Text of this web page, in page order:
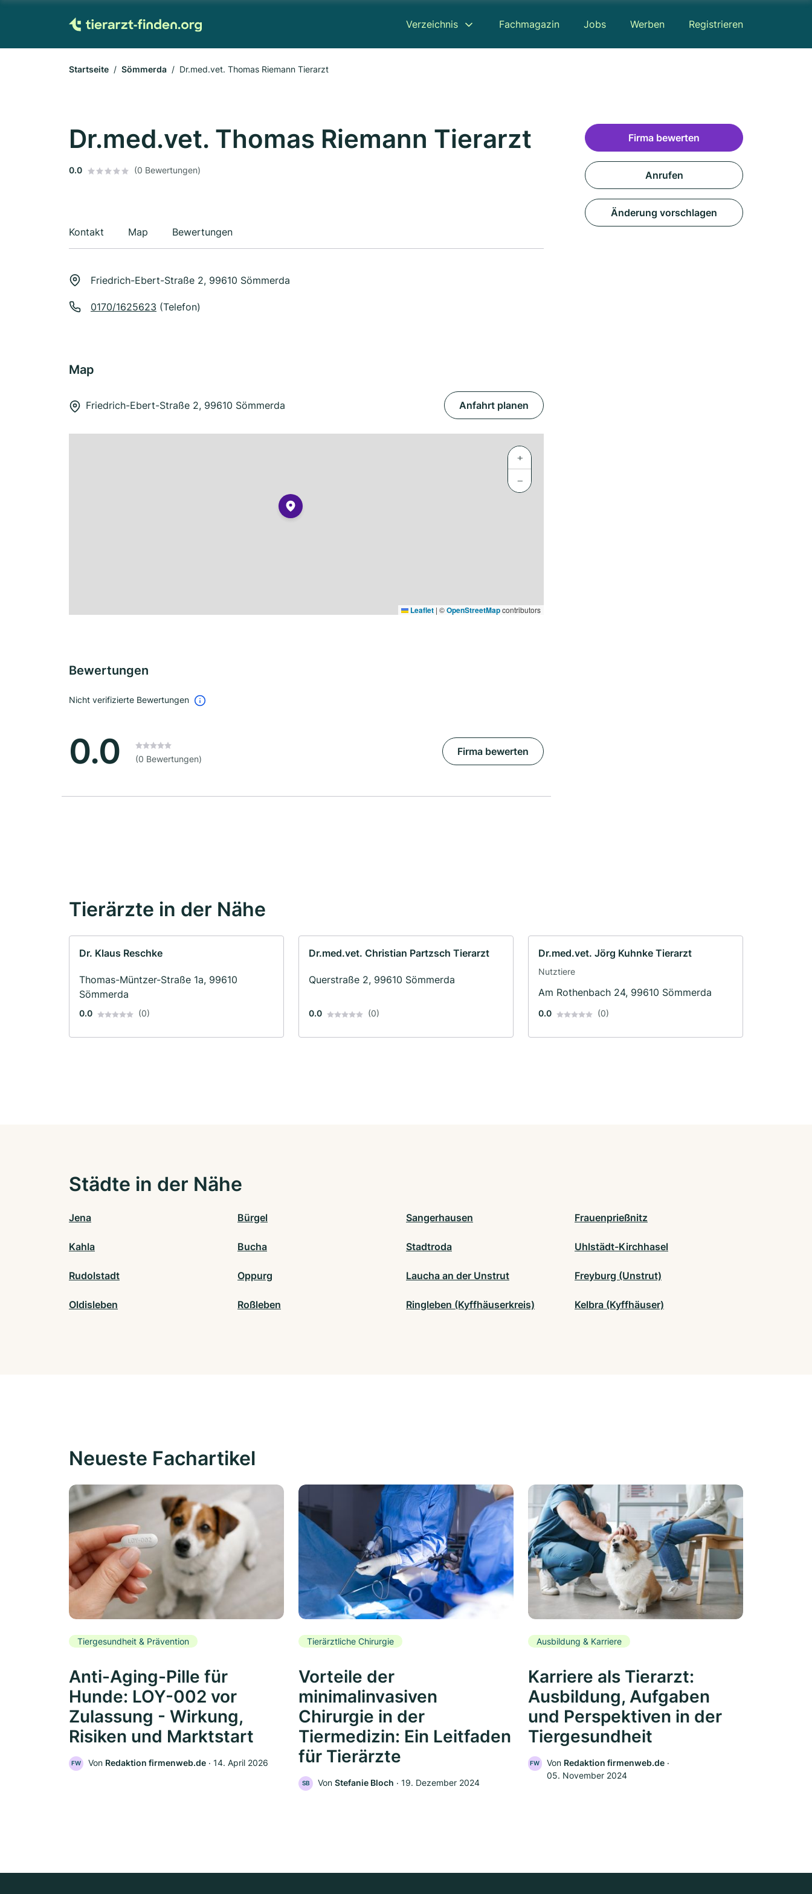
Verzeichnis Fachmagazin Jobs Werben Registrieren
Startseite Sömmerda Dr.med.vet. Thomas Riemann Tierarzt
Dr.med.vet. Thomas Riemann Tierarzt
0.0 (0 Bewertungen)
Kontakt Map Bewertungen
Friedrich-Ebert-Straße 2, 99610 Sömmerda
0170/1625623 (Telefon)
Map
Friedrich-Ebert-Straße 2, 99610 Sömmerda Anfahrt planen
+
−
Leaflet | ©OpenStreetMapcontributors
Bewertungen
Nicht verifizierte Bewertungen
0.0 (0 Bewertungen)
Firma bewerten
Firma bewerten
Anrufen
Änderung vorschlagen
Tierärzte in der Nähe
Dr. Klaus Reschke
Thomas-Müntzer-Straße 1a, 99610
Sömmerda
0.0 (0)
Dr.med.vet. Christian Partzsch Tierarzt
Querstraße 2, 99610 Sömmerda
0.0 (0)
Dr.med.vet. Jörg Kuhnke Tierarzt
Nutztiere
Am Rothenbach 24, 99610 Sömmerda
0.0 (0)
Städte in der Nähe
Jena Bürgel Sangerhausen Frauenprießnitz
Kahla Bucha Stadtroda Uhlstädt-Kirchhasel
Rudolstadt Oppurg Laucha an der Unstrut Freyburg (Unstrut)
Oldisleben Roßleben Ringleben (Kyffhäuserkreis) Kelbra (Kyffhäuser)
Neueste Fachartikel
Tiergesundheit & Prävention
Anti-Aging-Pille für
Hunde: LOY-002 vor
Zulassung - Wirkung,
Risiken und Marktstart
FW Von Redaktion firmenweb.de ‧ 14. April 2026
Tierärztliche Chirurgie
Vorteile der
minimalinvasiven
Chirurgie in der
Tiermedizin: Ein Leitfaden
für Tierärzte
SB Von Stefanie Bloch ‧ 19. Dezember 2024
Ausbildung & Karriere
Karriere als Tierarzt:
Ausbildung, Aufgaben
und Perspektiven in der
Tiergesundheit
FW Von Redaktion firmenweb.de‧
05. November 2024